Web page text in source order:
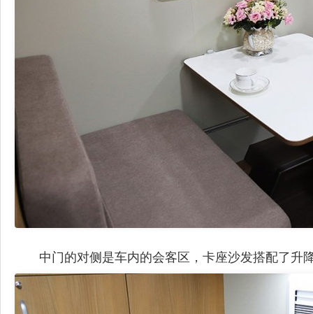
中门的对侧是车内的会客区，卡座沙发搭配了